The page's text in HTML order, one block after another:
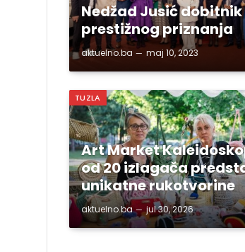
Nedžad Jusić dobitnik
prestižnog priznanja
aktuelno.ba maj 10, 2023
TUZLA
Art Market
od 20 izlagača
unikatne rukotvorine
aktuelno.ba jul 30, 2026